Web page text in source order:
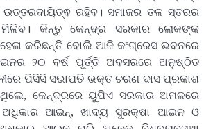
ରହିବ। ସମାଜର ତଳ ସ୍ତରର
କିନ୍ତୁ କେନ୍ଦ୍ର ସରକାର ଲୋକଙ୍କ
କରିଛନ୍ତି ବୋଲି ଆଜି କଂଗ୍ରେସ ଭବନରେ
୨୦ ବର୍ଷ ପୂର୍ତ୍ତି ଅବସରରେ ଅନୁଷ୍ଠିତ
ପିସିସି ସଭାପତି ଭକ୍ତ ଚରଣ ଦାସ ପ୍ରକାଶ
କେନ୍ଦ୍ରରେ ୟୁପିଏ ସରକାର ଅମଳରେ
ଅଧିକାର ଆଇନ୍, ଖାଦ୍ୟ ସୁରକ୍ଷା ଆଇନ ଓ